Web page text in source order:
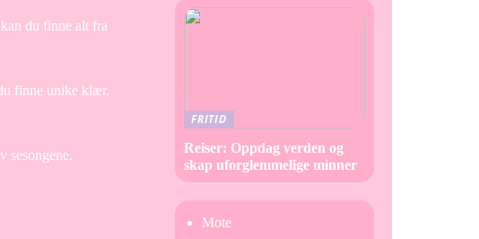
du finne alt fra
finne unike klær,
sesongene.
FRITID
Reiser: Oppdag verden og
skap uforglemmelige minner
Mote